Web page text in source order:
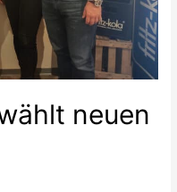
neuen